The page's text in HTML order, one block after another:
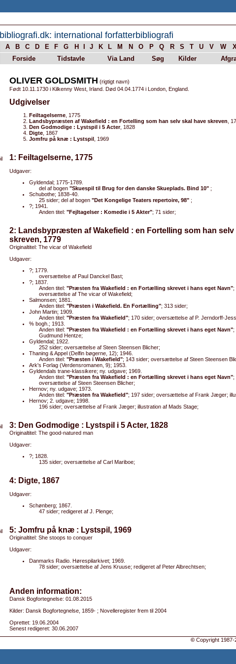
bibliografi.dk: international forfatterbibliografi
A B C D E F G H J K L M N O P Q R S T U V W
Forside
Tidstavle Via Land Søg Kilder
OLIVER GOLDSMITH (rigtigt navn)
Født 10.11.1730 i Kilkenny West, Irland. Død 04.04.1774 i London, England.
Udgivelser
Feiltagelserne , 1775
Landsbypræsten af Wakefield : en Fortelling som han selv skal have skreven ,
Den Godmodige : Lystspil i 5 Acter, 1828
Digte , 1867
Jomfru på knæ : Lystspil , 1969
1: Feiltagelserne, 1775
Udgaver:
Gyldendal; 1775-1789.
del af bogen "Skuespil til Brug for den danske Skueplads. Bind 10" ;
Schubothe; 1838-40.
25 sider; del af bogen "Det Kongelige Teaters repertoire, 98" ;
?; 1941.
Anden titel: "Fejltagelser : Komedie i 5 Akter"; 71 sider;
2: Landsbypræsten af Wakefield : en Fortelling som han selv
skreven, 1779
Originaltitel: The vicar of Wakefield
Udgaver:
?; 1779.
oversættelse af Paul Danckel Bast;
?; 1837.
Anden titel: "Præsten fra Wakefield : en Fortælling skrevet i hans eget Navn";
oversættelse af The vicar of Wakefield;
Salmonsen; 1881.
Anden titel: "Præsten i Wakefield. En Fortælling"; 313 sider;
John Martin; 1909.
Anden titel: "Præsten fra Wakefield"; 170 sider; oversættelse af P. Jerndorff-
% bogh.; 1913.
Anden titel: "Præsten fra Wakefield : en Fortælling skrevet i hans eget Navn";
Gudmund Hentze;
Gyldendal; 1922.
252 sider; oversættelse af Steen Steensen Blicher;
Thaning & Appel (Delfin bøgerne, 12); 1946.
Anden titel: "Præsten i Wakefield"; 143 sider; oversættelse af Steen Steensen
Ark's Forlag (Verdensromanen, 9); 1953.
Gyldendals trane-klassikere; ny. udgave; 1969.
Anden titel: "Præsten fra Wakefield : en Fortælling skrevet i hans eget Navn";
oversættelse af Steen Steensen Blicher;
Hernov; ny. udgave; 1973.
Anden titel: "Præsten fra Wakefield"; 197 sider; oversættelse af Frank Jæger;
Hernov; 2. udgave; 1998.
196 sider; oversættelse af Frank Jæger; illustration af Mads Stage;
3: Den Godmodige : Lystspil i 5 Acter, 1828
Originaltitel: The good-natured man
Udgaver:
?; 1828.
135 sider; oversættelse af Carl Mariboe;
4: Digte, 1867
Udgaver:
Schønberg; 1867.
47 sider; redigeret af J. Plenge;
5: Jomfru på knæ : Lystspil, 1969
Originaltitel: She stoops to conquer
Udgaver:
Danmarks Radio. Hørespilarkivet; 1969.
78 sider; oversættelse af Jens Kruuse; redigeret af Peter Albrechtsen;
Anden information:
Dansk Bogfortegnelse: 01.08.2015
Kilder: Dansk Bogfortegnelse, 1859- ; Novelleregister frem til 2004
Oprettet: 19.06.2004
Senest redigeret: 30.06.2007
© Copyright